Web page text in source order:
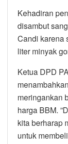
Kehadiran
disambut
Candi karena
liter minyak
Ketua DPD
meringankan
harga BBM.
kita berharap
untuk